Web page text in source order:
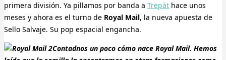
primera división. Ya pillamos por banda a Trepàt hace unos
meses y ahora es el turno de Royal Mail, la nueva apuesta de
Sello Salvaje. Su pop espacial engancha.
Contadnos un poco cómo nace Royal Mail. Hemos